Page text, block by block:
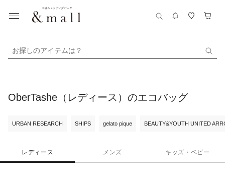
お探しのアイテムは？
OberTashe（レディース）のエコバッグ
URBAN RESEARCH SHIPS gelato pique BEAUTY&YOUTH UNITED
レディース メンズ キッズ・ベビー